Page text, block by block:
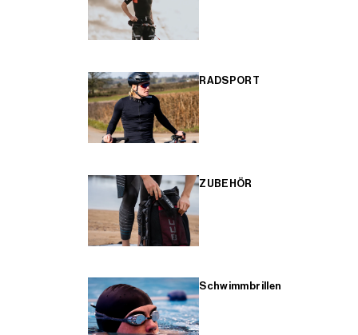
RADSPORT
ZUBEHÖR
Schwimmbrillen